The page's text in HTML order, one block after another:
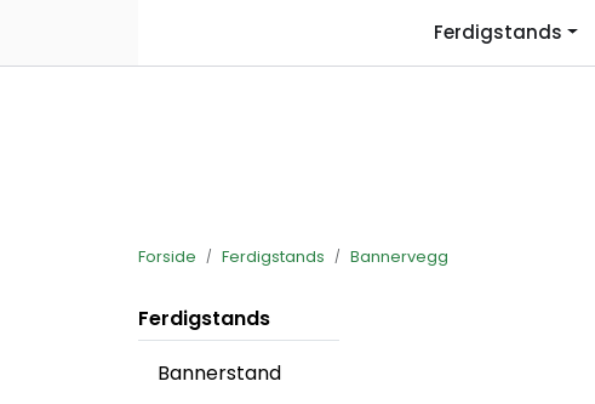
Ferdigstands
Forside Ferdigstands Bannervegg
Ferdigstands
Bannerstand